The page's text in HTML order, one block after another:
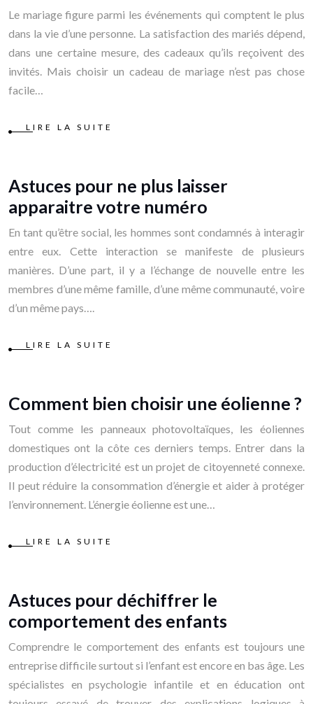
Le mariage figure parmi les événements qui comptent le plus
dans la vie d’une personne. La satisfaction des mariés dépend,
dans une certaine mesure, des cadeaux qu’ils reçoivent des
invités. Mais choisir un cadeau de mariage n’est pas chose
facile…
LIRE LA SUITE
Astuces pour ne plus laisser
apparaitre votre numéro
En tant qu’être social, les hommes sont condamnés à interagir
entre eux. Cette interaction se manifeste de plusieurs
manières. D’une part, il y a l’échange de nouvelle entre les
membres d’une même famille, d’une même communauté, voire
d’un même pays….
LIRE LA SUITE
Comment bien choisir une éolienne ?
Tout comme les panneaux photovoltaïques, les éoliennes
domestiques ont la côte ces derniers temps. Entrer dans la
production d’électricité est un projet de citoyenneté connexe.
Il peut réduire la consommation d’énergie et aider à protéger
l’environnement. L’énergie éolienne est une…
LIRE LA SUITE
Astuces pour déchiffrer le
comportement des enfants
Comprendre le comportement des enfants est toujours une
entreprise difficile surtout si l’enfant est encore en bas âge. Les
spécialistes en psychologie infantile et en éducation ont